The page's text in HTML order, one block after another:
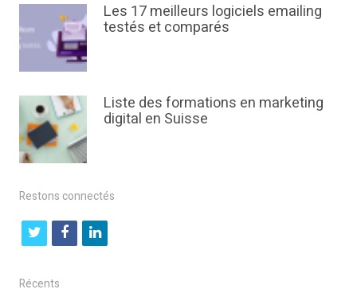
Les 17 meilleurs logiciels emailing
testés et comparés
Liste des formations en marketing
digital en Suisse
Restons connectés
t
i
f
l
Récents